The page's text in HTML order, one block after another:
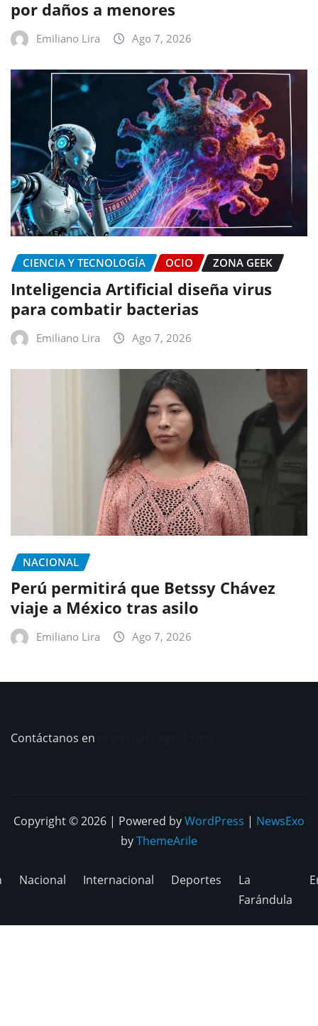
por daños a menores
Emiliano Lira Ago 7, 2026
CIENCIA Y TECNOLOGÍA OCIO ZONA GEEK
Inteligencia Artificial diseña virus
para combatir bacterias
Emiliano Lira Ago 7, 2026
NACIONAL
Perú permitirá que Betssy Chávez
viaje a México tras asilo
Emiliano Lira Ago 7, 2026
Contáctanos en
Copyright © 2026 | Powered byWordPress | NewsExo
byThemeArile
Nacional Internacional Deportes
La
Farándula